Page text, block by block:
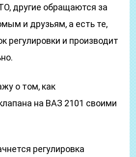
другие обращаются за
и друзьям, а есть те,
регулировки и производит
о том, как
на ВАЗ 2101 своими
регулировка